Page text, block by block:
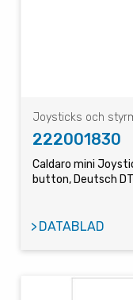
Joysticks och
222001830
Caldaro mini
button, Deutsch
DATABLAD